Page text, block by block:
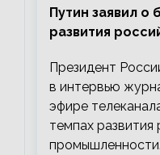
Путин заявил о
развития
Президент
в интервью
эфире
темпах